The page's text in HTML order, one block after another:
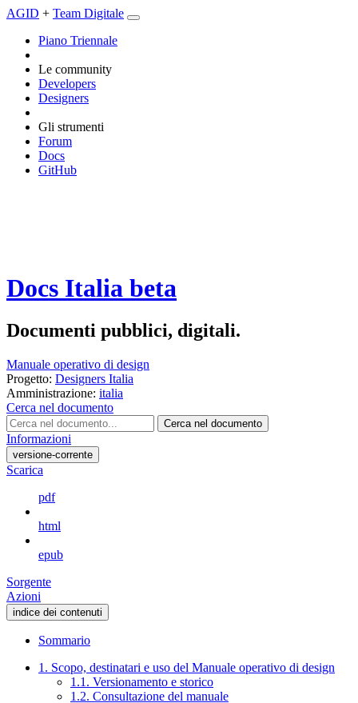
AGID + Team Digitale
Piano Triennale
Le community
Developers
Designers
Gli strumenti
Forum
Docs
GitHub
Docs Italia beta
Documenti pubblici, digitali.
Manuale operativo di design
Progetto: Designers Italia
Amministrazione: italia
Cerca nel documento
Cerca nel documento
Informazioni
versione-corrente
Scarica
pdf
html
epub
Sorgente
Azioni
indice dei contenuti
Sommario
1. Scopo, destinatari e uso del Manuale operativo di design
1.1. Versionamento e storico
1.2. Consultazione del manuale